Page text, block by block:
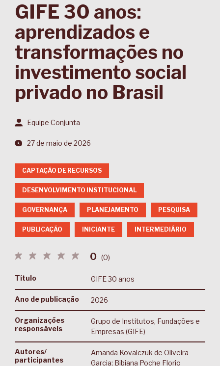
GIFE 30 anos:
aprendizados e
transformações no
investimento social
privado no Brasil
Equipe Conjunta
27 de maio de 2026
CAPTAÇÃO DE RECURSOS
DESENVOLVIMENTO INSTITUCIONAL
GOVERNANÇA PLANEJAMENTO PESQUISA
PUBLICAÇÃO INICIANTE INTERMEDIÁRIO
0 (0)
Título GIFE 30 anos
Ano de publicação 2026
Organizações
responsáveis
Grupo de Institutos, Fundações e
Empresas (GIFE)
Autores/
participantes
Amanda Kovalczuk de Oliveira
Garcia; Bibiana Poche Florio